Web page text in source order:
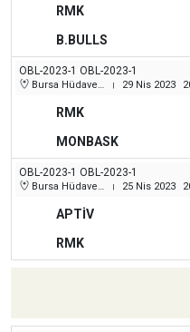
RMK
B.BULLS
OBL-2023-1 OBL-2023-1
Bursa Hüdavendigar (Dikkaldırım) Kapalı Spor Salonu | 29 Nis 2023
RMK
MONBASK
OBL-2023-1 OBL-2023-1
Bursa Hüdavendigar (Dikkaldırım) Kapalı Spor Salonu | 25 Nis 2023
APTİV
RMK